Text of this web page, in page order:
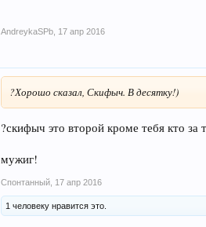
AndreykaSPb 17 апр 2016
?Хорошо сказал, Скифыч. В десятку!)
?скифыч это второй кроме тебя кто за
мужиг!
Спонтанный 17 апр 2016
1 человеку нравится это.